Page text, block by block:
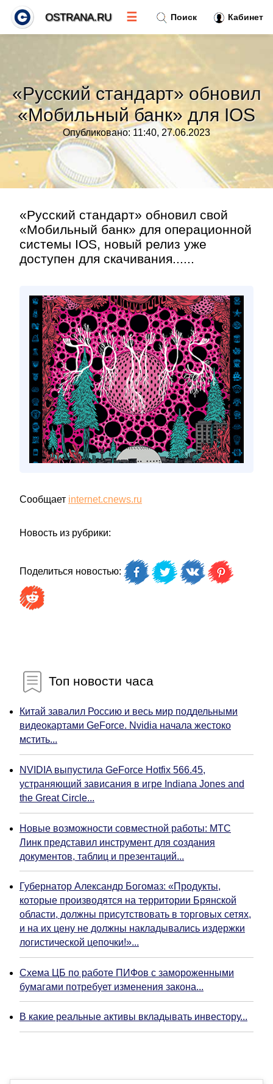
«Русский стандарт» обновил
«Мобильный банк» для IOS
Опубликовано: 11:40, 27.06.2023
«Русский стандарт» обновил свой
«Мобильный банк» для операционной
системы IOS, новый релиз уже
доступен для скачивания......
Сообщает internet.cnews.ru
Новость из рубрики:
Поделиться новостью:
Топ новости часа
Китай завалил Россию и весь мир поддельными
видеокартами GeForce. Nvidia начала жестоко
мстить...
NVIDIA выпустила GeForce Hotfix 566.45,
устраняющий зависания в игре Indiana Jones and
the Great Circle...
Новые возможности совместной работы: МТС
Линк представил инструмент для создания
документов, таблиц и презентаций...
Губернатор Александр Богомаз: «Продукты,
которые производятся на территории Брянской
области, должны присутствовать в торговых сетях,
и на их цену не должны накладывались издержки
логистической цепочки!»...
Схема ЦБ по работе ПИФов с замороженными
бумагами потребует изменения закона...
В какие реальные активы вкладывать инвестору...
Поиск Кабинет
OSTRANA.RU ☰
Тренды новостей»
Рубрики»
Правила»
Контакт»